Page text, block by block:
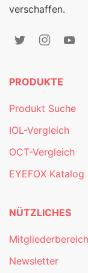
verschaffen.
PRODUKTE
Produkt Suche
IOL-Vergleich
OCT-Vergleich
EYEFOX Katalog
NÜTZLICHES
Mitgliederbereich
Newsletter